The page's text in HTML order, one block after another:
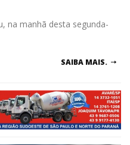
na manhã desta segunda-
SAIBA MAIS.